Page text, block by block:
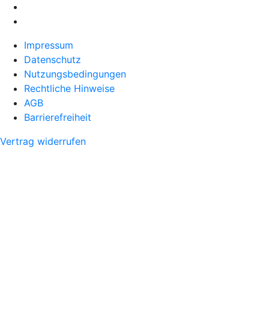
Impressum
Datenschutz
Nutzungsbedingungen
Rechtliche Hinweise
AGB
Barrierefreiheit
Vertrag widerrufen